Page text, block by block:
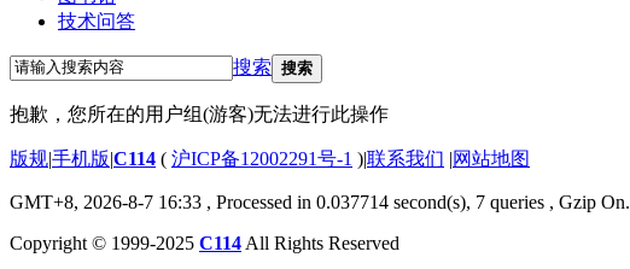
技术问答
搜索 搜索
抱歉，您所在的用户组(游客)无法进行此操作
版规|手机版|C114 ( 沪ICP备12002291号-1 )|联系我们 |网站地图
GMT+8, 2026-8-7 16:33 , Processed in 0.037714 second(s), 7 queries , Gzip On.
Copyright © 1999-2025 C114 All Rights Reserved